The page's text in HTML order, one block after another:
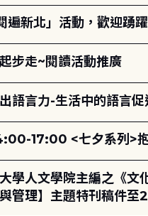
遍新北」活動，歡迎踴
步走~閱讀活動推廣
語言力-生活中的語言
17:00 <七夕系列>
學人文學院主編之《
管理】主題特刊稿件至